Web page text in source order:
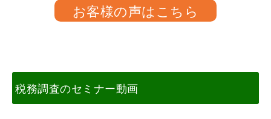
お客様の声はこちら
税務調査のセミナー動画